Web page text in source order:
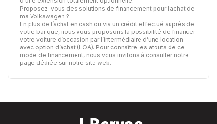
Proposez-vous des solutions de financement pour l’achat de
ma Volkswagen ?
En plus de l’achat en cash ou via un crédit effectué auprès de
votre banque, nous vous proposons la possibilité de financer
votre voiture d’occasion par l’intermédiaire d’une location
avec option d’achat (LOA). Pour connaître les atouts de ce
mode de financement, nous vous invitons à consulter notre
page dédiée sur notre site web.